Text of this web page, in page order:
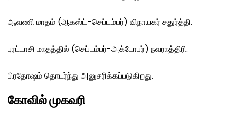
ஆவணி மாதம் (ஆகஸ்ட்-செப்டம்பர்) விநாயகர் சதுர்த்தி.
புரட்டாசி மாதத்தில் (செப்டம்பர்-அக்டோபர்) நவராத்திரி.
பிரதோஷம் தொடர்ந்து அனுசரிக்கப்படுகிறது.
கோவில் முகவரி